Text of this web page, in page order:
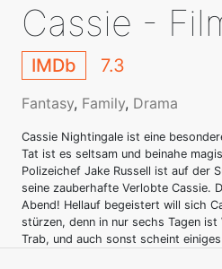
Cassie -
IMDb 7.3
Fantasy, Family, Drama
Cassie Nightingale ist eine
Tat ist es seltsam und beinahe
Polizeichef Jake Russell ist auf der
seine zauberhafte Verlobte Cassie.
Abend! Hellauf begeistert will sich
stürzen, denn in nur sechs Tagen
Trab, und auch sonst scheint